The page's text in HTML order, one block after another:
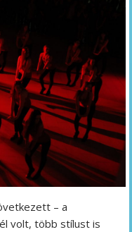
– a
volt, több stílust is